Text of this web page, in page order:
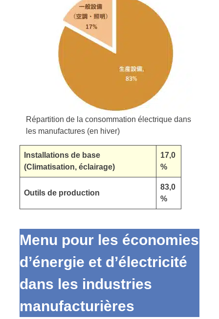
Répartition de la consommation électrique dans
les manufactures (en hiver)
Installations de base
(Climatisation, éclairage)
17,0
%
Outils de production
83,0
%
Menu pour les économies
d’énergie et d’électricité
dans les industries
manufacturières